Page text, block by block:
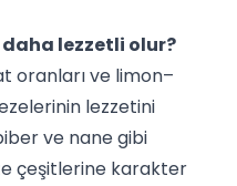
daha lezzetli olur?
oranları ve limon–
lezzetini
ve nane gibi
çeşitlerine karakter